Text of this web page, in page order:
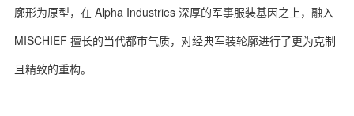
廓形为原型，在 Alpha Industries 深厚的军事服装基因之上，融入
MISCHIEF 擅长的当代都市气质，对经典军装轮廓进行了更为克制
且精致的重构。